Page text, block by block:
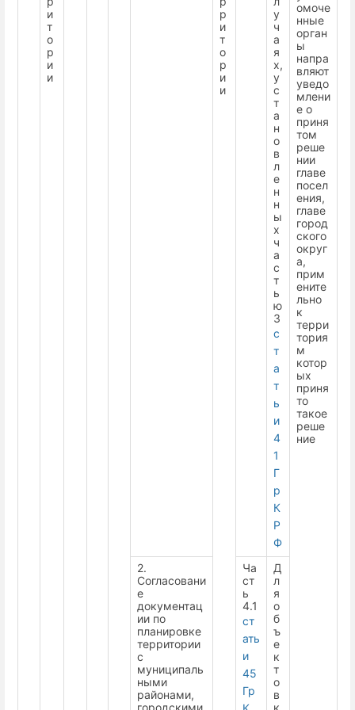
и
т
о
р
и
и
р
и
т
о
р
и
и
у
ч
а
я
х,
у
с
т
а
н
о
в
л
е
н
н
ы
х
ч
а
с
т
ь
ю
3
с
т
а
т
ь
и
4
1
Г
р
К
Р
Ф
омоче
нные
орган
ы
напра
вляют
уведо
млени
е о
приня
том
реше
нии
главе
посел
ения,
главе
город
ского
округ
а,
прим
ените
льно
к
терри
тория
м
котор
ых
приня
то
такое
реше
ние
2.
Согласовани
е
документац
ии по
планировке
территории
с
муниципаль
ными
районами,
Ча
ст
ь
4.1
ст
ать
и
45
Гр
Д
л
я
о
б
ъ
е
к
т
о
в